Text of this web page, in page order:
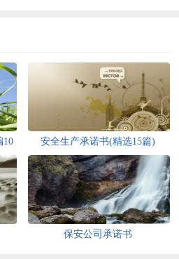
10
安全生产承诺书(精选15篇)
保安公司承诺书